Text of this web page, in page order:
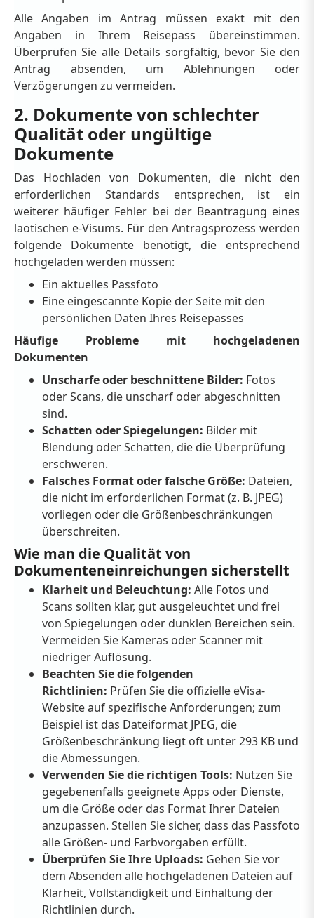
Alle Angaben im Antrag müssen exakt mit den
Angaben in Ihrem Reisepass übereinstimmen.
Überprüfen Sie alle Details sorgfältig, bevor Sie den
Antrag absenden, um Ablehnungen oder
Verzögerungen zu vermeiden.
2. Dokumente von schlechter
Qualität oder ungültige
Dokumente
Das Hochladen von Dokumenten, die nicht den
erforderlichen Standards entsprechen, ist ein
weiterer häufiger Fehler bei der Beantragung eines
laotischen e-Visums. Für den Antragsprozess werden
folgende Dokumente benötigt, die entsprechend
hochgeladen werden müssen:
Ein aktuelles Passfoto
Eine eingescannte Kopie der Seite mit den
persönlichen Daten Ihres Reisepasses
Häufige Probleme mit hochgeladenen
Dokumenten
Unscharfe oder beschnittene Bilder: Fotos
oder Scans, die unscharf oder abgeschnitten
sind.
Schatten oder Spiegelungen: Bilder mit
Blendung oder Schatten, die die Überprüfung
erschweren.
Falsches Format oder falsche Größe: Dateien,
die nicht im erforderlichen Format (z. B. JPEG)
vorliegen oder die Größenbeschränkungen
überschreiten.
Wie man die Qualität von
Dokumenteneinreichungen sicherstellt
Klarheit und Beleuchtung: Alle Fotos und
Scans sollten klar, gut ausgeleuchtet und frei
von Spiegelungen oder dunklen Bereichen sein.
Vermeiden Sie Kameras oder Scanner mit
niedriger Auflösung.
Beachten Sie die folgenden
Richtlinien: Prüfen Sie die offizielle eVisa-
Website auf spezifische Anforderungen; zum
Beispiel ist das Dateiformat JPEG, die
Größenbeschränkung liegt oft unter 293 KB und
die Abmessungen.
Verwenden Sie die richtigen Tools: Nutzen Sie
gegebenenfalls geeignete Apps oder Dienste,
um die Größe oder das Format Ihrer Dateien
anzupassen. Stellen Sie sicher, dass das Passfoto
alle Größen- und Farbvorgaben erfüllt.
Überprüfen Sie Ihre Uploads: Gehen Sie vor
dem Absenden alle hochgeladenen Dateien auf
Klarheit, Vollständigkeit und Einhaltung der
Richtlinien durch.